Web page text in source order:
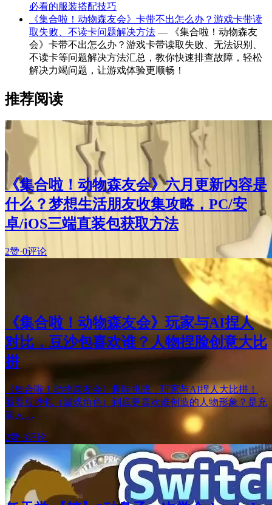
必看的服装搭配技巧
《集合啦！动物森友会》卡带不出怎么办？游戏卡带读
取失败、不读卡问题解决方法 — 《集合啦！动物森友
会》卡带不出怎么办？游戏卡带读取失败、无法识别、
不读卡等问题解决方法汇总，教你快速排查故障，轻松
解决力竭问题，让游戏体验更顺畅！
推荐阅读
《集合啦！动物森友会》六月更新内容是
什么？梦想生活朋友收集攻略，PC/安
卓/iOS三端直装包获取方法
2赞·0评论
《集合啦！动物森友会》玩家与AI捏人
对比，豆沙包喜欢谁？人物捏脸创意大比
拼
《集合啦！动物森友会》趣味挑战：玩家与AI捏人大比拼！
看看豆沙包（游戏角色）到底更喜欢谁创造的人物形象？是充
满人…
2赞·3评论